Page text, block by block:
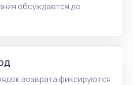
обсуждается до
возврата фиксируются